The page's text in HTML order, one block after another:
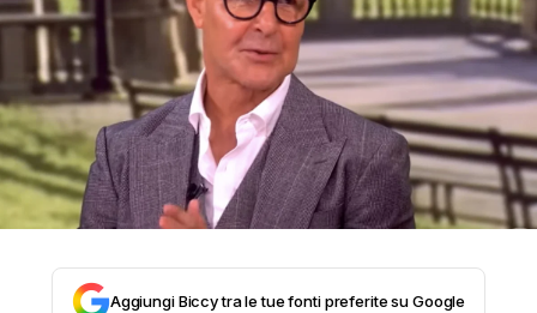
Aggiungi Biccy tra le tue fonti preferite su Google